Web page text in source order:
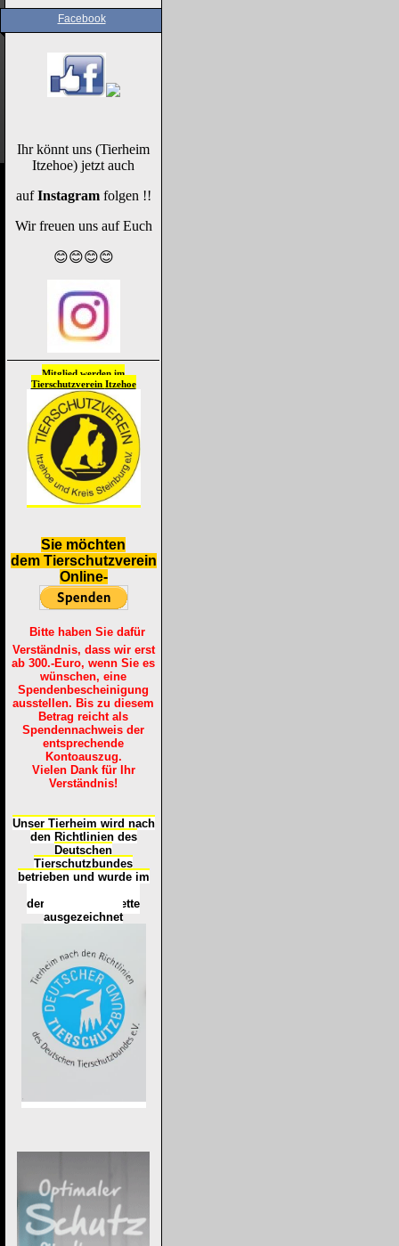
Facebook
Ihr könnt uns (Tierheim
Itzehoe) jetzt auch
aufInstagramfolgen !!
Wir freuen uns auf Euch
😊😊😊😊
Mitglied werden im
Tierschutzverein Itzehoe
Sie möchten
dem Tierschutzverein
Online-
Bitte haben Sie dafür
Verständnis, dass wir erst
ab 300.-Euro, wenn Sie es
wünschen, eine
Spendenbescheinigung
ausstellen. Bis zu diesem
Betrag reicht als
Spendennachweis der
entsprechende
Kontoauszug.
Vielen Dank für Ihr
Verständnis!
Unser Tierheim wird nach
den Richtlinien des
Deutschen
Tierschutzbundes
betrieben und wurde im
der
Tierheimplakette
ausgezeichnet